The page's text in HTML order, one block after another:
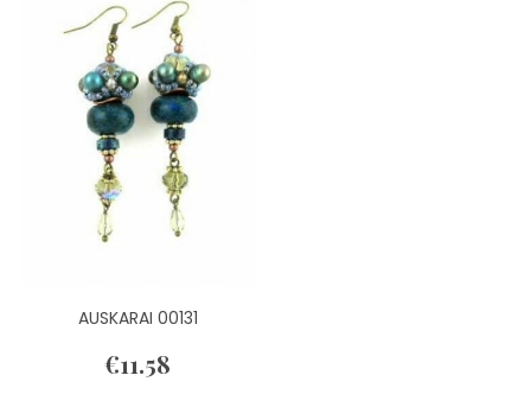
AUSKARAI 00131
€11.58